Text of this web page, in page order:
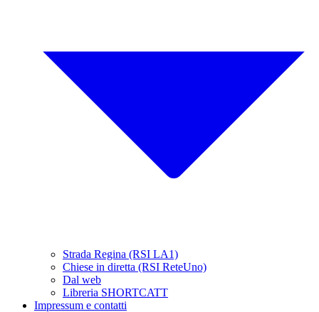
Strada Regina (RSI LA1)
Chiese in diretta (RSI ReteUno)
Dal web
Libreria SHORTCATT
Impressum e contatti